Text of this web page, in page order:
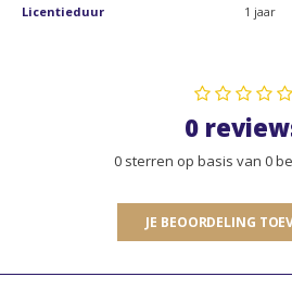
Licentieduur 1 jaar
0
0 sterren op basis van 0
JE BEOORDELING